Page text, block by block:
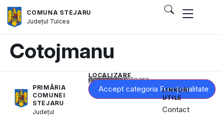
COMUNA STEJARU
Județul Tulcea
Cotojmanu
PRIMĂRIA
COMUNEI
STEJARU
Județul
LOCALIZARE
Acest conținut este blocat până când acceptați categoria corespunzătoare de cookie-uri.
Accept categoria Funcționalitate
LINKURI
UTILE
Contact